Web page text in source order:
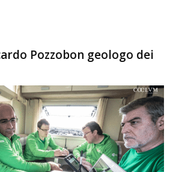
Pozzobon geologo dei